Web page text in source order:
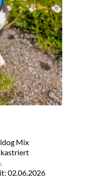
Mix
kastriert
02.06.2026